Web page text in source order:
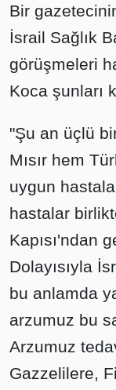
Bir
İsrail Sağlık
görüşmeleri
Koca şunları
"Şu an üçlü
Mısır hem
uygun
hastalar
Kapısı'ndan
Dolayısıyla
bu anlamda
arzumuz bu
Arzumuz
Gazzelilere,